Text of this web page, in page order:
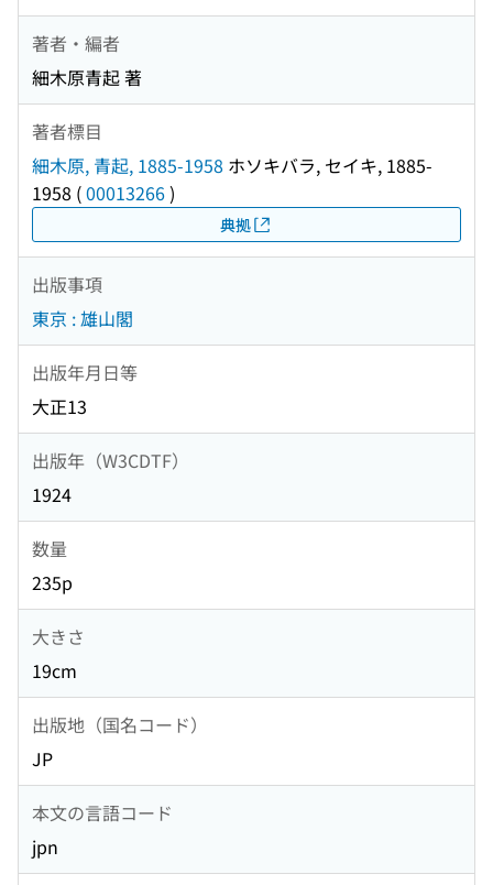
著者・編者
細木原青起 著
著者標目
細木原, 青起, 1885-1958 ホソキバラ, セイキ, 1885-
1958 (00013266)
典拠
出版事項
東京 : 雄山閣
出版年月日等
大正13
出版年（W3CDTF）
1924
数量
235p
大きさ
19cm
出版地（国名コード）
JP
本文の言語コード
jpn